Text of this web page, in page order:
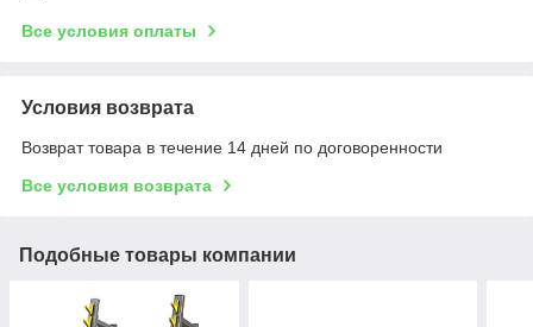
Все условия оплаты
Условия возврата
Возврат товара в течение 14 дней по договоренности
Все условия возврата
Подобные товары компании